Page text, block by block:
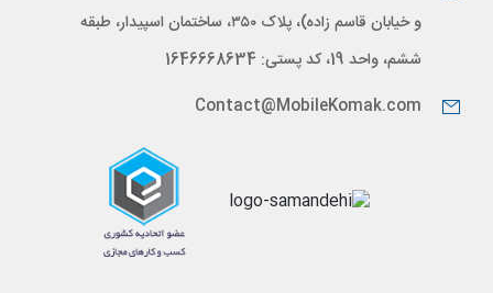
و خیابان قاسم زاده)، پلاک ۳۵۰، ساختمان اسپیدار، طبقه
ششم، واحد 19، کد پستی: 1646668634
Contact@MobileKomak.com